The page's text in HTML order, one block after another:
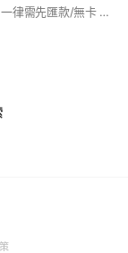
拆拆拆拆拆 社群名稱請改成臉書名稱！ 一律需先匯款/無卡 有特別註明才可以貨付
(Open